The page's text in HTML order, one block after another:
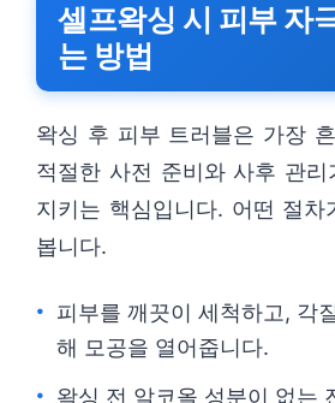
셀프왁싱 시 피부 자
는 방법
왁싱 후 피부 트러블은 가장
적절한 사전 준비와 사후 관
지키는 핵심입니다. 어떤 절차
봅니다.
피부를 깨끗이 세척하고, 각
해 모공을 열어줍니다.
왁싱 전 알코올 성분이 없는